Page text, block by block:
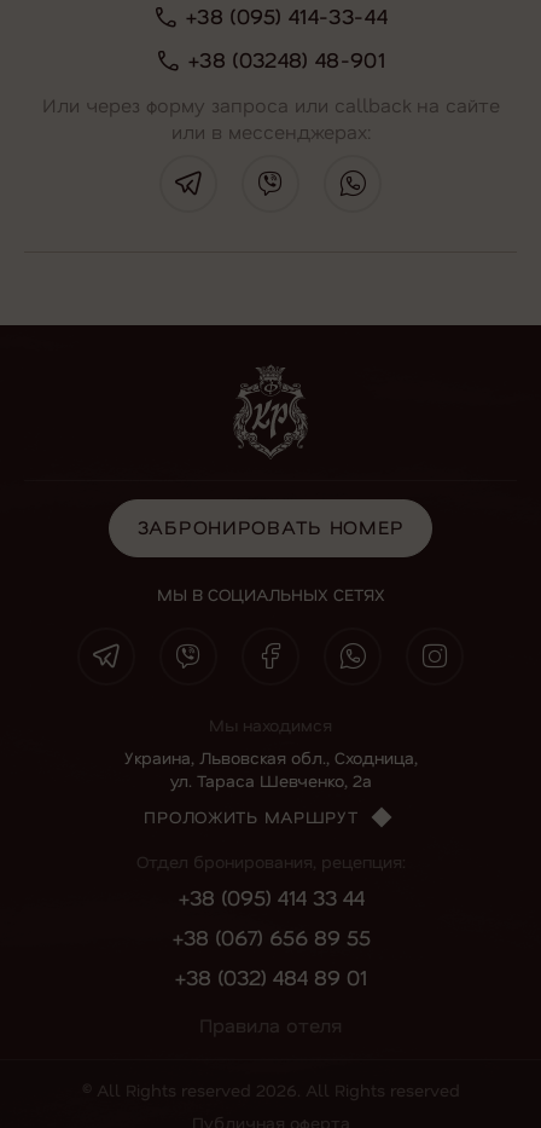
+38 (095) 414-33-44
+38 (03248) 48-901
Или через форму запроса или callback на сайте
или в мессенджерах:
ЗАБРОНИРОВАТЬ НОМЕР
ЗАБРОНИРОВАТЬ НОМЕР
МЫ В СОЦИАЛЬНЫХ СЕТЯХ
Мы находимся
Украина, Львовская обл., Сходница,
ул. Тараса Шевченко, 2а
ПРОЛОЖИТЬ МАРШРУТ
Отдел бронирования, рецепция:
+38 (095) 414 33 44
+38 (067) 656 89 55
+38 (032) 484 89 01
Правила отеля
© All Rights reserved 2026. All Rights reserved
Публичная оферта